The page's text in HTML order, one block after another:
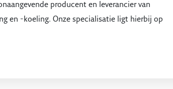
producent en leverancier van
en -koeling. Onze specialisatie ligt hierbij op